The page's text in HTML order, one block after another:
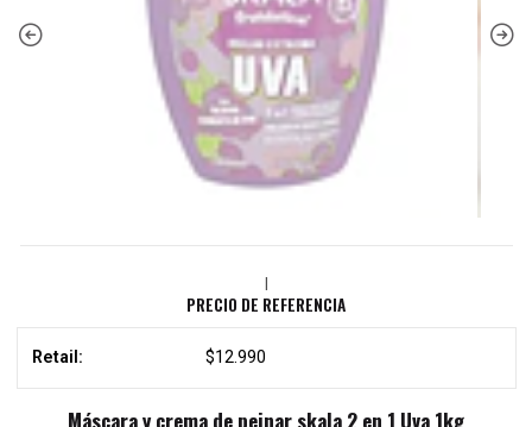
|
PRECIO DE REFERENCIA
Retail: $12.990
Máscara y crema de peinar skala 2 en 1 Uva 1kg